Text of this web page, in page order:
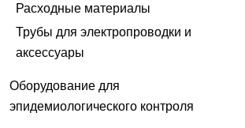
Расходные материалы
Трубы для электропроводки и
аксессуары
Оборудование для
эпидемиологического контроля